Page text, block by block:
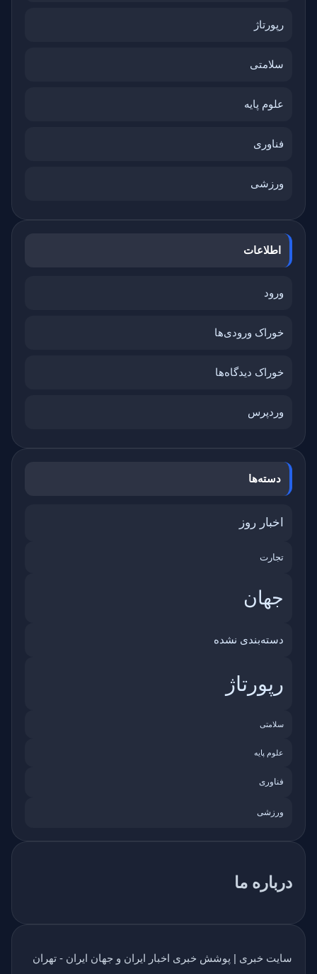
رپورتاژ
سلامتی
علوم پایه
فناوری
ورزشی
اطلاعات
ورود
خوراک ورودی‌ها
خوراک دیدگاه‌ها
وردپرس
دسته‌ها
اخبار روز
تجارت
جهان
دسته‌بندی نشده
رپورتاژ
سلامتی
علوم پایه
فناوری
ورزشی
درباره ما
سایت خبری | پوشش خبری اخبار ایران و جهان ایران - تهران